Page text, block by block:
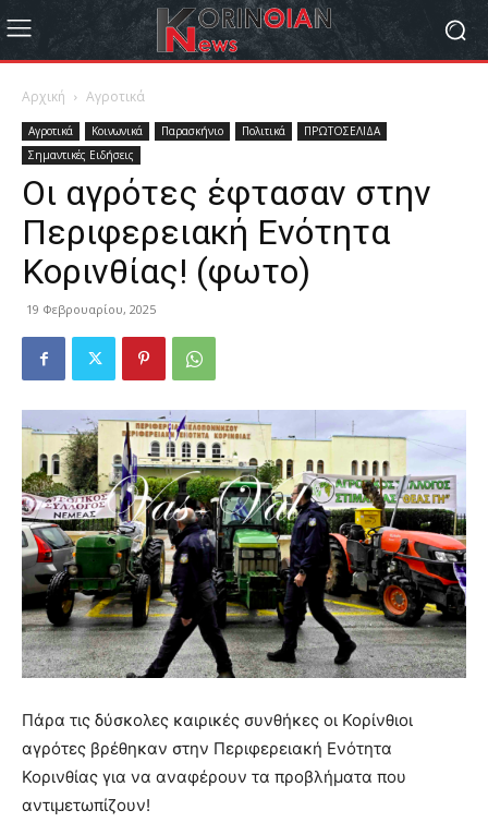
Αρχική Αγροτικά
Αγροτικά Κοινωνικά Παρασκήνιο Πολιτικά
ΠΡΩΤΟΣΕΛΙΔΑ
Σημαντικές Ειδήσεις
Οι αγρότες έφτασαν στην
Περιφερειακή Ενότητα
Κορινθίας! (φωτο)
19 Φεβρουαρίου, 2025
Πάρα τις δύσκολες καιρικές συνθήκες οι Κορίνθιοι
αγρότες βρέθηκαν στην Περιφερειακή Ενότητα
Κορινθίας για να αναφέρουν τα προβλήματα που
αντιμετωπίζουν!